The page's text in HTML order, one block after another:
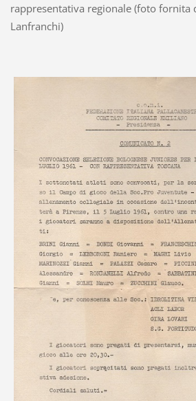
rappresentativa regionale (foto fornita
Lanfranchi)